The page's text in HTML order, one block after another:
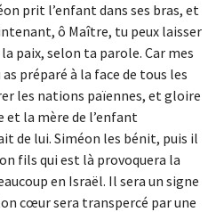
prit l’enfant dans ses bras, et
ô Maître, tu peux laisser
paix, selon ta parole. Car mes
préparé à la face de tous les
les nations païennes, et gloire
et la mère de l’enfant
de lui. Siméon les bénit, puis il
fils qui est là provoquera la
en Israël. Il sera un signe
cœur sera transpercé par une